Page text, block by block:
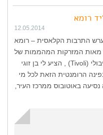
רומא
12.05.2014
התרבות הקלאסית – רומא
מאות המזרקות המהממות של
וילה ד'אסטה (Villa d’Este) שבגני טיבולי (Tivoli) , הציע לי בן זוגי
הרומנטית הזאת לכל מי
באוטובוס ממרכז העיר,